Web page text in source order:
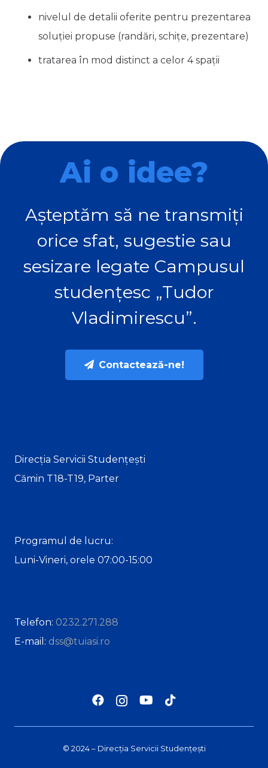
nivelul de detalii oferite pentru prezentarea
soluției propuse (randări, schițe, prezentare)
tratarea în mod distinct a celor 4 spații
Ai o idee?
Așteptăm să ne transmiți
orice sfat, sugestie sau
sesizare legate Campusul
studențesc „Tudor
Vladimirescu”.
Contactează-ne!
Direcția Servicii Studențești
Cămin T18-T19, Parter
Programul de lucru:
Luni-Vineri, orele 07:00-15:00
Telefon: 0232.271.288
E-mail: dss@tuiasi.ro
© 2024 – Direcția Servicii Studențești